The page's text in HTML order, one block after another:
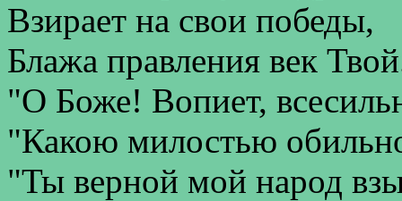
Взирает на свои победы,
Блажа правления век
"О Боже! Вопиет,
"Какою милостью
"Ты верной мой народ